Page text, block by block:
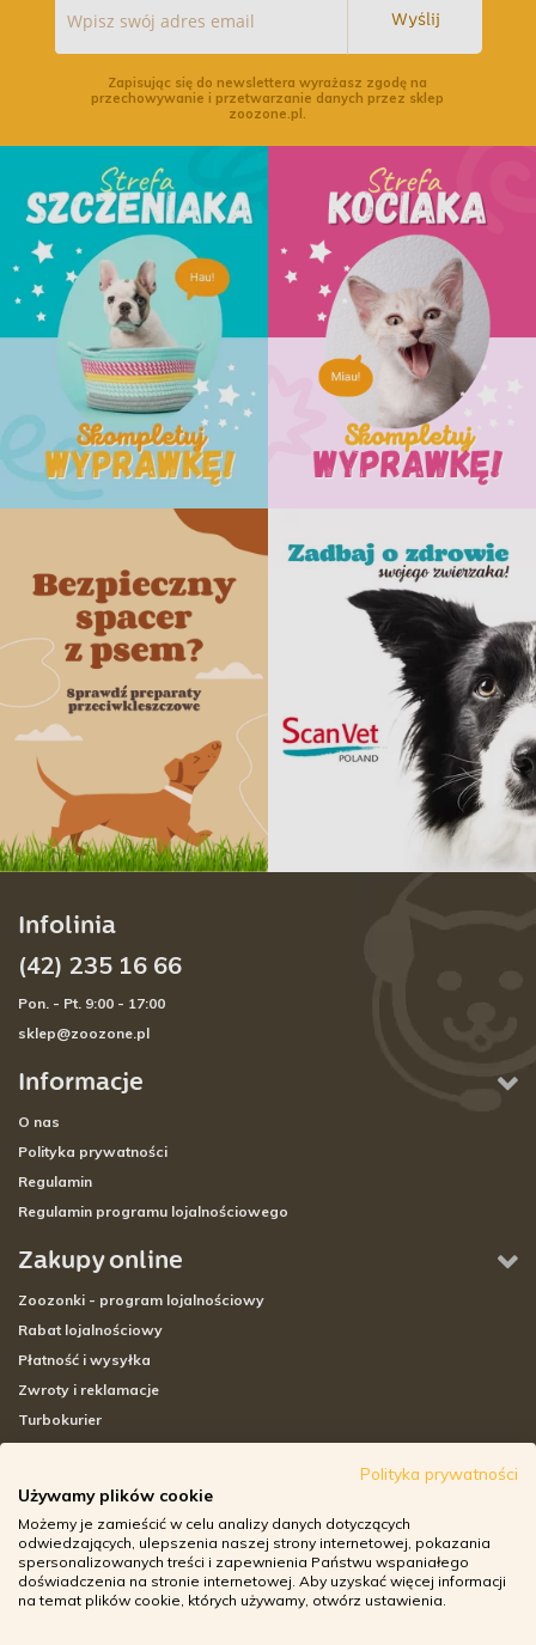
Wyślij
Zapisując się do newslettera wyrażasz zgodę na
przechowywanie i przetwarzanie danych przez sklep
zoozone.pl.
Informacje
O nas
Polityka prywatności
Regulamin
Regulamin programu lojalnościowego
Zakupy online
Zoozonki - program lojalnościowy
Rabat lojalnościowy
Płatność i wysyłka
Zwroty i reklamacje
Turbokurier
Adresy sklepów stacjonarnych
Godziny otwarcia sklepów
Aplikacja zoozone.pl
Zwroty i reklamacje
Infolinia
(42) 235 16 66
Pon. - Pt. 9:00 - 17:00
sklep@zoozone.pl
Polityka prywatności
Używamy plików cookie
Możemy je zamieścić w celu analizy danych dotyczących
odwiedzających, ulepszenia naszej strony internetowej, pokazania
spersonalizowanych treści i zapewnienia Państwu wspaniałego
doświadczenia na stronie internetowej. Aby uzyskać więcej informacji
na temat plików cookie, których używamy, otwórz ustawienia.